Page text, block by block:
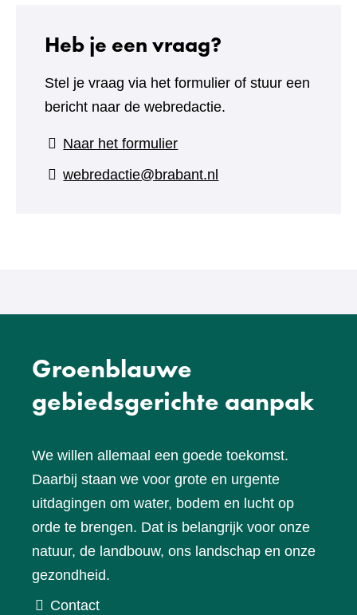
Heb je een vraag?
Stel je vraag via het formulier of stuur een
bericht naar de webredactie.
Naar het formulier(verwijst
naar
webredactie@brabant.nl
Groenblauwe
gebiedsgerichte aanpak
We willen allemaal een goede toekomst.
Daarbij staan we voor grote en urgente
uitdagingen om water, bodem en lucht op
orde te brengen. Dat is belangrijk voor onze
natuur, de landbouw, ons landschap en onze
gezondheid.
Contact